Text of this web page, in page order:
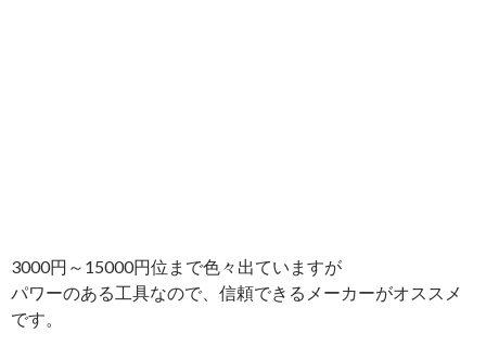
3000円～15000円位まで色々出ていますが
パワーのある工具なので、信頼できるメーカーがオススメ
です。